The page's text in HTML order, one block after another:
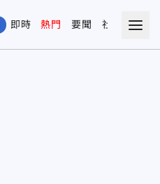
即時 熱門 要聞 社會 娛樂